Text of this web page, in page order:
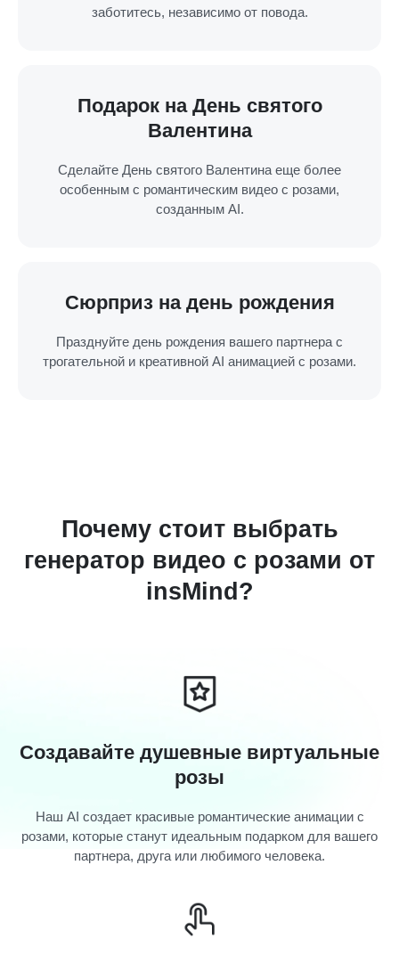
заботитесь, независимо от повода.
Подарок на День святого
Валентина
Сделайте День святого Валентина еще более
особенным с романтическим видео с розами,
созданным AI.
Сюрприз на день рождения
Празднуйте день рождения вашего партнера с
трогательной и креативной AI анимацией с розами.
Почему стоит выбрать
генератор видео с розами от
insMind?
Создавайте душевные виртуальные
розы
Наш AI создает красивые романтические анимации с
розами, которые станут идеальным подарком для вашего
партнера, друга или любимого человека.